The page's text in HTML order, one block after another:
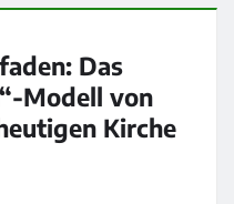
Das
Modell von
Kirche